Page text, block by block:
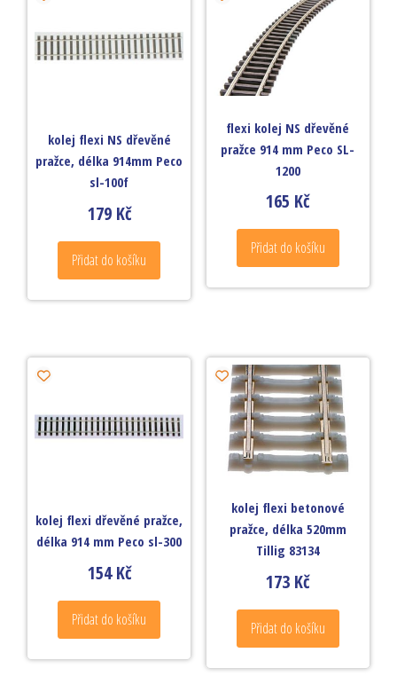
kolej flexi NS dřevěné
pražce, délka 914mm Peco
sl-100f
179 Kč
Přidat do košíku
flexi kolej NS dřevěné
pražce 914 mm Peco SL-
1200
165 Kč
Přidat do košíku
kolej flexi dřevěné pražce,
délka 914 mm Peco sl-300
154Kč
Přidat do košíku
kolej flexi betonové
pražce, délka 520mm
Tillig 83134
173 Kč
Přidat do košíku